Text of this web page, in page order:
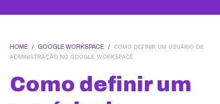
HOME / GOOGLE WORKSPACE /
COMO DEFINIR UM USUÁRIO DE
ADMINISTRAÇÃO NO GOOGLE WORKSPACE
Como definir um